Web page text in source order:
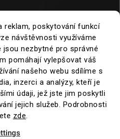
reklam, poskytování funkcí
návštěvnosti využíváme
nezbytné pro správné
pomáhají vylepšovat váš
našeho webu sdílíme s
inzerci a analýzy, kteří je
údaji, jež jste jim poskytli
jejich služeb. Podrobnosti
zde.
Search